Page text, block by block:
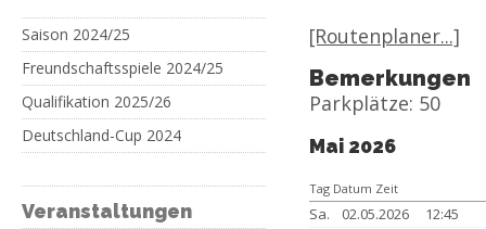
Saison 2024/25
Freundschaftsspiele 2024/25
Qualifikation 2025/26
Deutschland-Cup 2024
Veranstaltungen
[Routenplaner...]
Bemerkungen
Parkplätze: 50
Mai 2026
Tag Datum Zeit
Sa. 02.05.2026
12:45